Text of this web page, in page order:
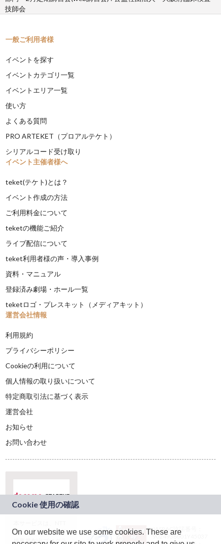
技師会
一般ご利用者様
イベントを探す
イベントカテゴリ一覧
イベントエリア一覧
使い方
よくある質問
PRO ARTEKET（プロアルテケト）
シリアルコード受け取り
イベント主催者様へ
teket(テケト)とは？
イベント作成の方法
ご利用料金について
teketの機能ご紹介
ライブ配信について
teket利用者様の声・導入事例
資料・マニュアル
登録済み劇場・ホール一覧
teketロゴ・プレスキット（メディアキット）
運営会社情報
利用規約
プライバシーポリシー
Cookieの利用について
個人情報の取り扱いについて
特定商取引法に基づく表示
運営会社
お知らせ
お問い合わせ
ドコモグループの新
規事業創出プログラ
JASRAC許諾番号：
9024936001Y45037
On our website we use some cookies. These are